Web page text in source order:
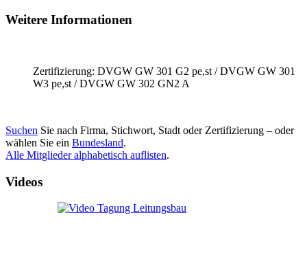
Weitere Informationen
Zertifizierung: DVGW GW 301 G2 pe,st / DVGW GW 301
W3 pe,st / DVGW GW 302 GN2 A
Suchen Sie nach Firma, Stichwort, Stadt oder Zertifizierung – oder
wählen Sie ein Bundesland.
Alle Mitglieder alphabetisch auflisten.
Videos